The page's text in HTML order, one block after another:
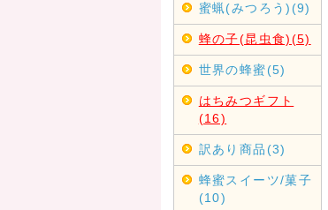
蜜蝋(みつろう)(9)
蜂の子(昆虫食)(5)
世界の蜂蜜(5)
はちみつギフト
(16)
訳あり商品(3)
蜂蜜スイーツ/菓子
(10)